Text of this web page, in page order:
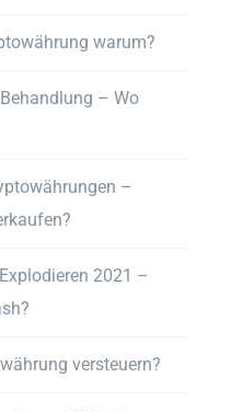
warum?
– Wo
–
2021 –
versteuern?